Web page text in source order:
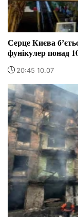
Серце Києва
фунікулер понад
20:45 10.07